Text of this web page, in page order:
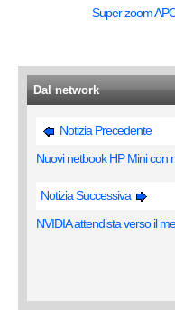
Super zoom
Dal network
Notizia Precedente
Nuovi netbook HP Mini con
Notizia Successiva
NVIDIA attendista verso il